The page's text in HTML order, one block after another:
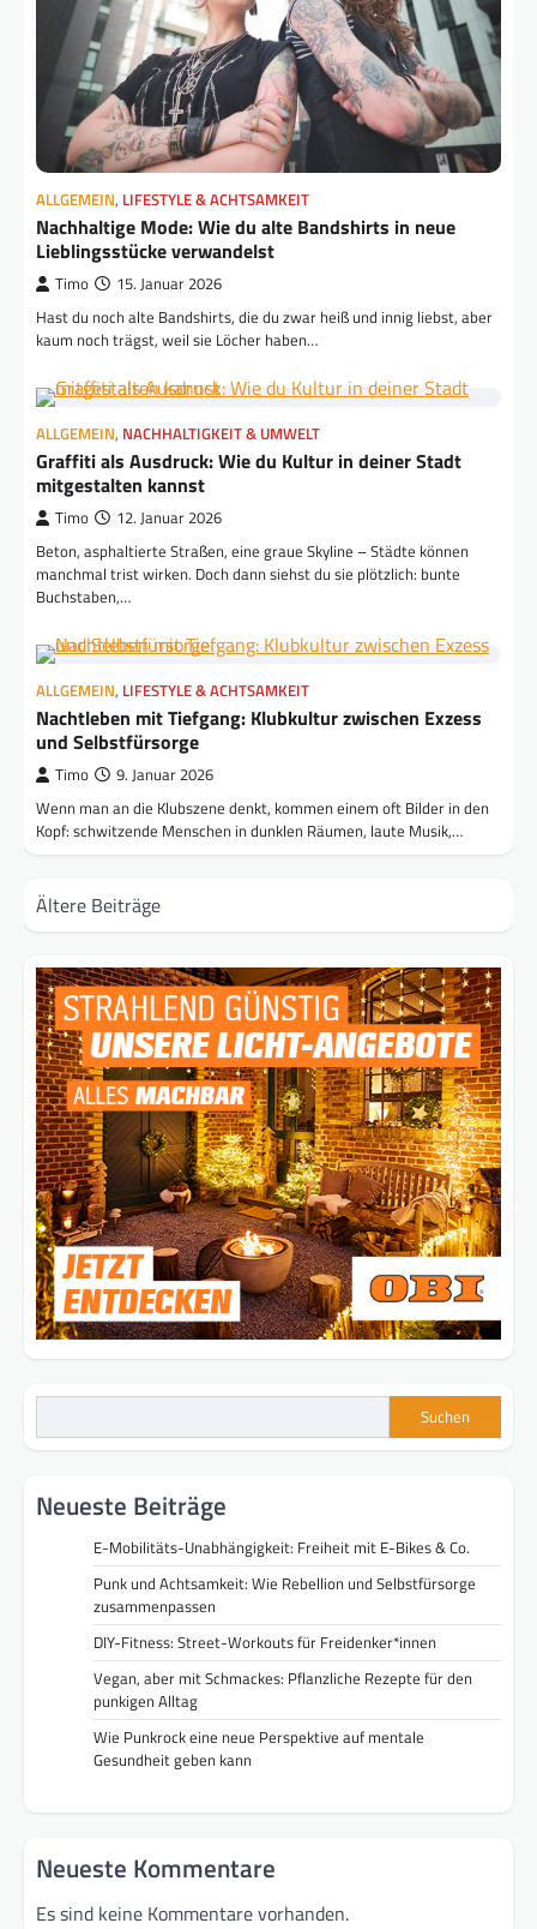
ALLGEMEIN, LIFESTYLE & ACHTSAMKEIT
Nachhaltige Mode: Wie du alte Bandshirts in neue
Lieblingsstücke verwandelst
Timo 15. Januar 2026
Hast du noch alte Bandshirts, die du zwar heiß und innig liebst, aber
kaum noch trägst, weil sie Löcher haben…
ALLGEMEIN, NACHHALTIGKEIT & UMWELT
Graffiti als Ausdruck: Wie du Kultur in deiner Stadt
mitgestalten kannst
Timo 12. Januar 2026
Beton, asphaltierte Straßen, eine graue Skyline – Städte können
manchmal trist wirken. Doch dann siehst du sie plötzlich: bunte
Buchstaben,…
ALLGEMEIN, LIFESTYLE & ACHTSAMKEIT
Nachtleben mit Tiefgang: Klubkultur zwischen Exzess
und Selbstfürsorge
Timo 9. Januar 2026
Wenn man an die Klubszene denkt, kommen einem oft Bilder in den
Kopf: schwitzende Menschen in dunklen Räumen, laute Musik,…
Beitragsnavigation
Ältere Beiträge
Suchen
Neueste Beiträge
E-Mobilitäts-Unabhängigkeit: Freiheit mit E-Bikes & Co.
Punk und Achtsamkeit: Wie Rebellion und Selbstfürsorge
zusammenpassen
DIY-Fitness: Street-Workouts für Freidenker*innen
Vegan, aber mit Schmackes: Pflanzliche Rezepte für den
punkigen Alltag
Wie Punkrock eine neue Perspektive auf mentale
Gesundheit geben kann
Neueste Kommentare
Es sind keine Kommentare vorhanden.